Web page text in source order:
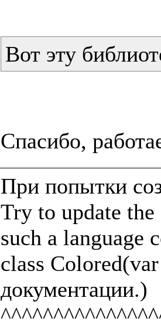
Вот эту
При попытки
Try to update
such a language
class
документации.)